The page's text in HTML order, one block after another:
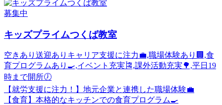
募集中
キッズプライムつくば教室
空きあり 送迎あり キャリア支援に注力💼,職場体験あり🏢,食
育プログラムあり🍳,イベント充実🎏,課外活動充実🌳,平日19
時まで開所🕖
【就労支援に注力！】地元企業と連携した職場体験💼
【食育】本格的なキッチンでの食育プログラム🍳